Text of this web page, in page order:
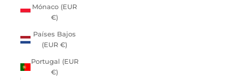
Mónaco (EUR
€)
Países Bajos
(EUR €)
Portugal (EUR
€)